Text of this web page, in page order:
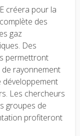
créera pour la
des
gaz
Des
permettront
rayonnement
développement
Les chercheurs
groupes de
profiteront